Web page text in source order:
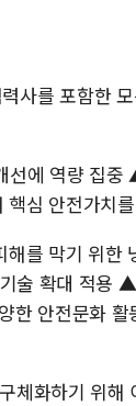
사를 포함한
에 역량 집중
심 안전가치
를 막기 위
술 확대 적용
안전문화 활
체화하기 위해